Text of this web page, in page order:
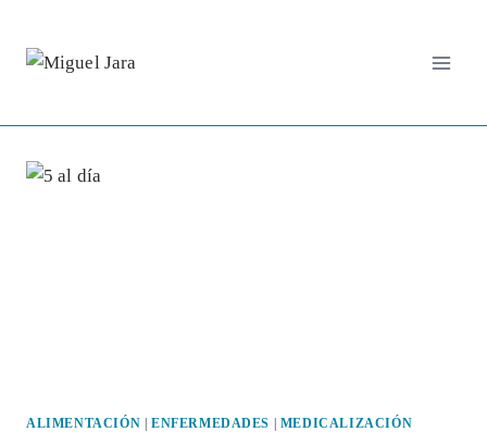
contenido
ALIMENTACIÓN ENFERMEDADES MEDICALIZACIÓN